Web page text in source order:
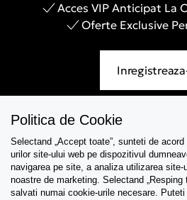
Acces VIP Anticipat La
Oferte Exclusive
Asistenta
Colectii
Politica de Cookie
Selectand „Accept toate”, sunteti de
urilor site-ului web pe dispozitivul
navigarea pe site, a analiza utilizarea
noastre de marketing. Selectand
salvati numai cookie-urile necesare.